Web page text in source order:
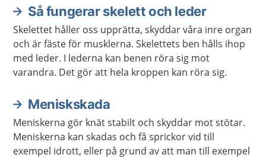
Så fungerar skelett och leder
Skelettet håller oss upprätta, skyddar våra inre organ
och är fäste för musklerna. Skelettets ben hålls ihop
med leder. I lederna kan benen röra sig mot
varandra. Det gör att hela kroppen kan röra sig.
Meniskskada
Meniskerna gör knät stabilt och skyddar mot stötar.
Meniskerna kan skadas och få sprickor vid till
exempel idrott, eller på grund av att man till exempel